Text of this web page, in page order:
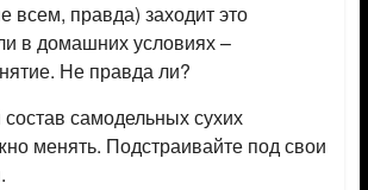
всем, правда) заходит это
в домашних условиях –
Не правда ли?
самодельных сухих
менять. Подстраивайте под свои